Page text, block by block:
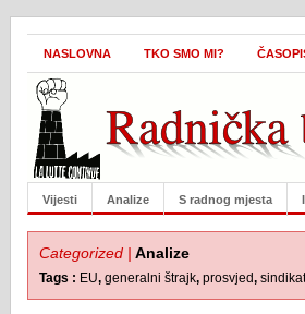
NASLOVNA TKO SMO MI?
Vijesti Analize S radnog mjesta
Categorized | Analize
Tags : EU, generalni štrajk, prosvjed,